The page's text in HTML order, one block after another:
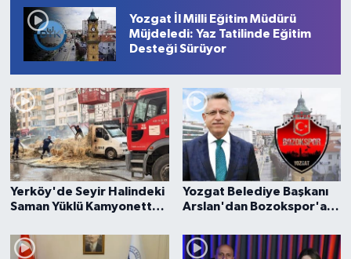
Yozgat İl Milli Eğitim Müdürü
Müjdeledi: Yaz Tatilinde Eğitim
Desteği Sürüyor
Yerköy'de Seyir Halindeki
Saman Yüklü Kamyonette
Yozgat Belediye Başkanı
Arslan'dan Bozokspor'a